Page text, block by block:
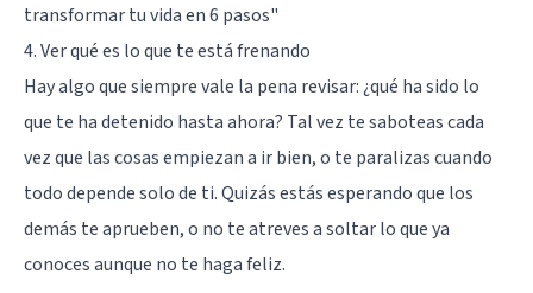
transformar tu vida en 6 pasos"
4. Ver qué es lo que te está frenando
Hay algo que siempre vale la pena revisar: ¿qué ha sido lo
que te ha detenido hasta ahora? Tal vez te saboteas cada
vez que las cosas empiezan a ir bien, o te paralizas cuando
todo depende solo de ti. Quizás estás esperando que los
demás te aprueben, o no te atreves a soltar lo que ya
conoces aunque no te haga feliz.